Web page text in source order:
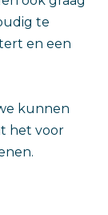
te
en een
kunnen
het voor